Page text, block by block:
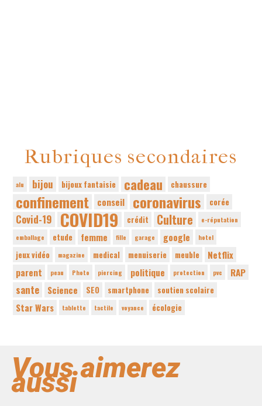
Rubriques secondaires
alu bijou bijoux fantaisie cadeau chaussure
confinement conseil coronavirus corée
Covid-19 COVID19 crédit Culture
e-réputation
emballage
etude femme fille garage google hotel
jeux vidéo magazine medical menuiserie meuble
Netflix
parent
peau Photo piercing politique protection pvc RAP
sante Science SEO smartphone soutien scolaire
Star Wars tablette tactile voyance écologie
Vous aimerez
aussi